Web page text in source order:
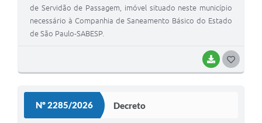
BAIXAR
de Servidão de Passagem, imóvel situado neste município
necessário à Companhia de Saneamento Básico do Estado
de São Paulo-SABESP.
Nº 2285/2026 Decreto